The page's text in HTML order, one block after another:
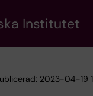
Institutet
2023-04-19